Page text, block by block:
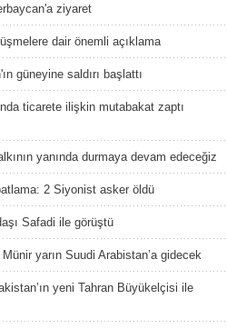
ziyaret
dair önemli açıklama
güneyine saldırı başlattı
ticarete ilişkin mutabakat zaptı
yanında durmaya devam edeceğiz
2 Siyonist asker öldü
Safadi ile görüştü
yarın Suudi Arabistan’a gidecek
yeni Tahran Büyükelçisi ile